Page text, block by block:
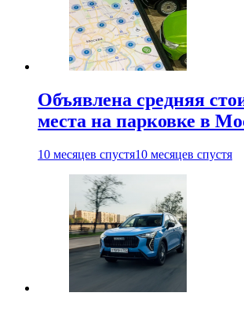
Объявлена средняя
места на парковке в
10 месяцев спустя10 месяцев спустя